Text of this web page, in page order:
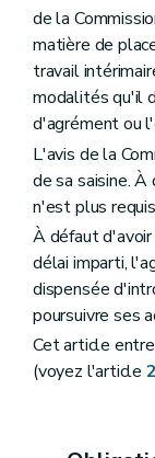
de la
matière de
travail
modalités qu'il
d'agrément ou
L'avis de la
de sa saisine.
n'est plus
À défaut
délai imparti,
dispensée
poursuivre ses
Cet article
(voyez l'article